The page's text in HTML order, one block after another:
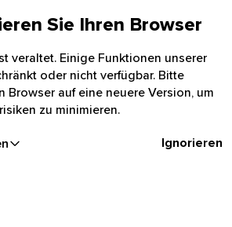
Sie Ihren Browser
veraltet. Einige Funktionen unserer
oder nicht verfügbar. Bitte
Browser auf eine neuere Version, um
zu minimieren.
Ignorieren